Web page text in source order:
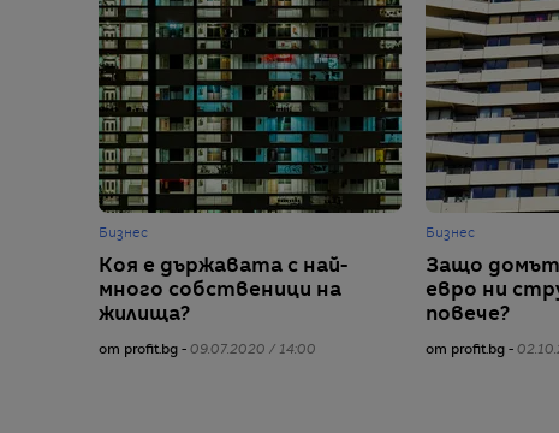
Бизнес
Коя е държавата с най-
много собственици на
жилища?
от profit.bg - 09.07.2020 / 14:00
Бизнес
Защо домът
евро ни
повече?
от profit.bg -